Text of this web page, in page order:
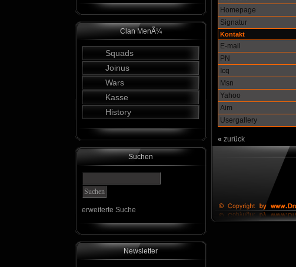
Clan MenÃ¼
Squads
Joinus
Wars
Kasse
History
Suchen
erweiterte Suche
Newsletter
Homepage
Signatur
Kontakt
E-mail
PN
Icq
Msn
Yahoo
Aim
Usergallery
« zurück